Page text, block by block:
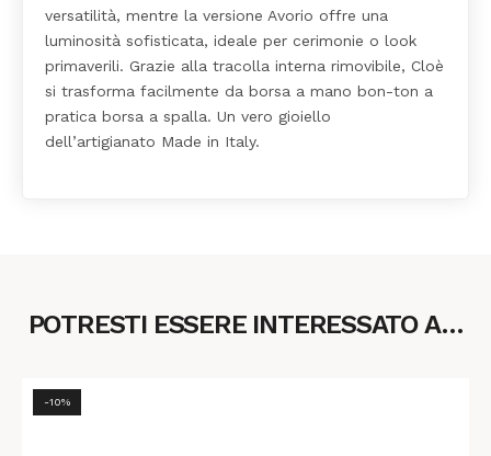
versatilità, mentre la versione Avorio offre una
luminosità sofisticata, ideale per cerimonie o look
primaverili. Grazie alla tracolla interna rimovibile, Cloè
si trasforma facilmente da borsa a mano bon-ton a
pratica borsa a spalla. Un vero gioiello
dell’artigianato Made in Italy.
POTRESTI ESSERE INTERESSATO A…
-10%